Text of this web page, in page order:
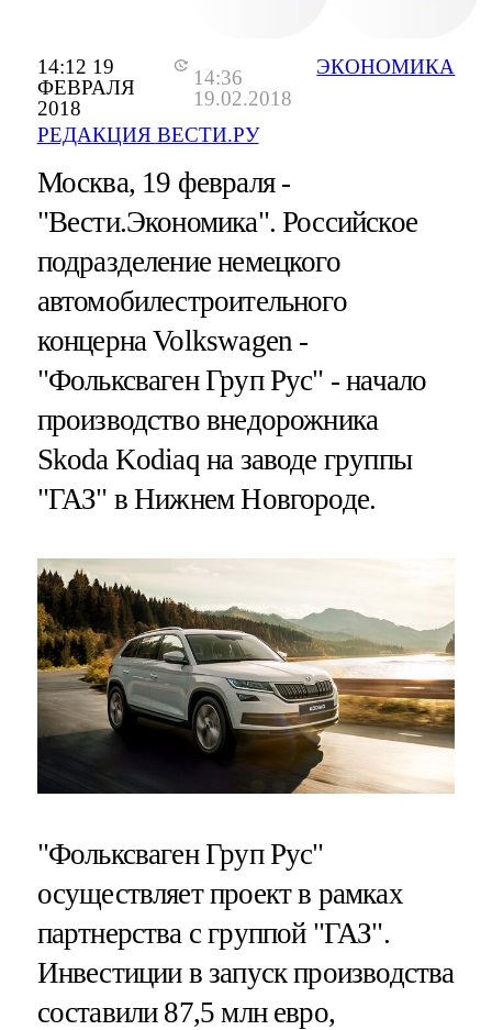
14:12 19
ФЕВРАЛЯ
2018
14:36
19.02.2018
РЕДАКЦИЯ ВЕСТИ.РУ
ЭКОНОМИКА
Москва, 19 февраля -
"Вести.Экономика".Российское
подразделение немецкого
автомобилестроительного
концерна Volkswagen -
"Фольксваген Груп Рус" - начало
производство внедорожника
Skoda Kodiaq на заводе группы
"ГАЗ" в Нижнем Новгороде.
"Фольксваген Груп Рус"
осуществляет проект в рамках
партнерства с группой "ГАЗ".
Инвестиции в запуск производства
составили 87,5 млн евро,